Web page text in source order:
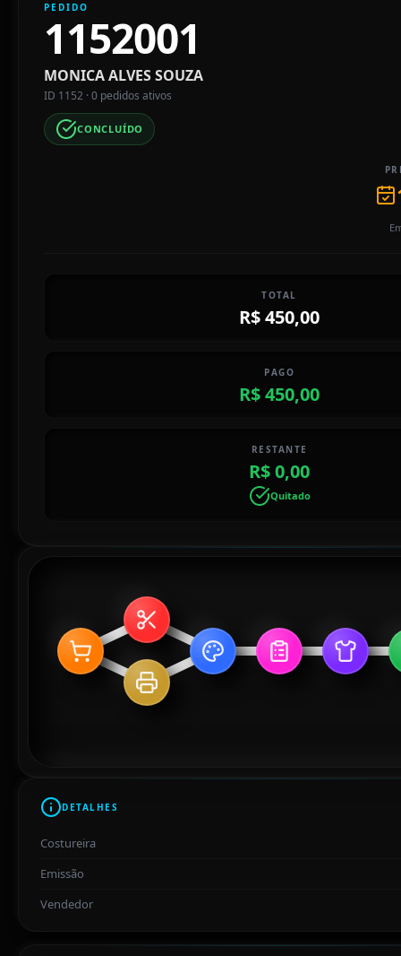
PEDIDO
1152001
MONICA ALVES SOUZA
ID 1152 · 0 pedidos ativos
CONCLUÍDO
TOTAL
R$ 450,00
PAGO
R$ 450,00
RESTANTE
R$ 0,00
Quitado
DETALHES
Costureira
Emissão
Vendedor